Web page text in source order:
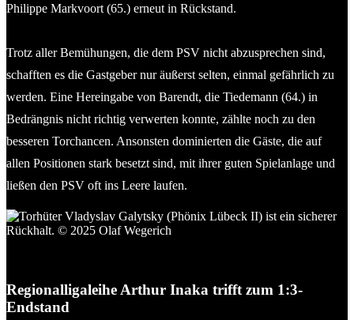
Philippe Markvoort (65.) erneut in Rückstand.
Trotz aller Bemühungen, die dem PSV nicht abzusprechen sind,
schafften es die Gastgeber nur äußerst selten, einmal gefährlich zu
werden. Eine Hereingabe von Barendt, die Tiedemann (64.) in
Bedrängnis nicht richtig verwerten konnte, zählte noch zu den
besseren Torchancen. Ansonsten dominierten die Gäste, die auf
allen Positionen stark besetzt sind, mit ihrer guten Spielanlage und
ließen den PSV oft ins Leere laufen.
Regionalligaleihe Arthur Inaka trifft zum 1:3-
Endstand